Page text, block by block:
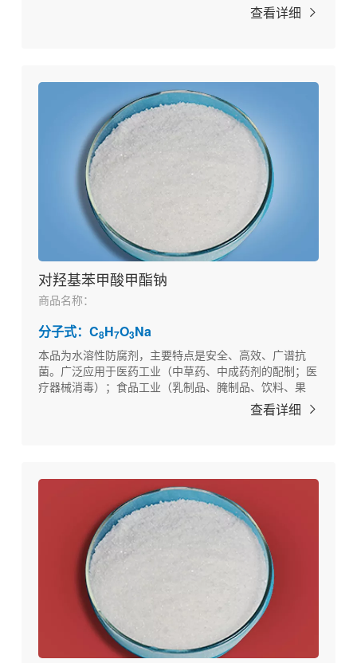
查看详细
对羟基苯甲酸甲酯钠
商品名称：
分子式：C8H7O3Na
本品为水溶性防腐剂，主要特点是安全、高效、广谱抗
菌。广泛应用于医药工业（中草药、中成药剂的配制；医
疗器械消毒）；食品工业（乳制品、腌制品、饮料、果
汁、果冻、糕点等）；纺织工业（纺织品、棉纱、化纤）
的防腐。以及其他如化妆品、饲料、日用工业品的防腐。
查看详细